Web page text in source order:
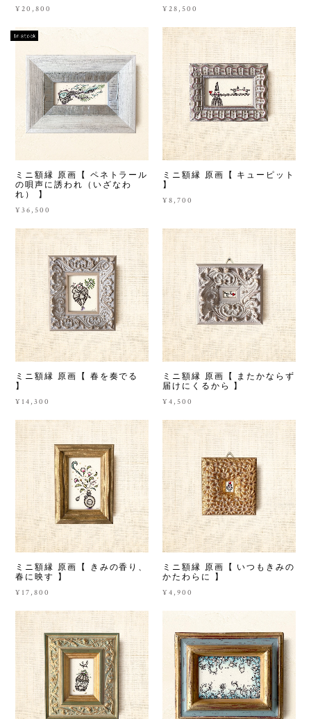
¥20,800 ¥28,500
ミニ額縁 原画【 ペネトラール
の唄声に誘われ（いざなわ
れ） 】
¥36,500
ミニ額縁 原画【 キューピット
】
¥8,700
ミニ額縁 原画【 春を奏でる
】
¥14,300
ミニ額縁 原画【 またかならず
届けにくるから 】
¥4,500
ミニ額縁 原画【 きみの香り、
春に映す 】
¥17,800
ミニ額縁 原画【 いつもきみの
かたわらに 】
¥4,900